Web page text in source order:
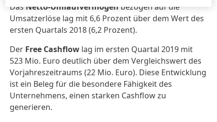
Das Netto-Umlaufvermögen bezogen auf die
Umsatzerlöse lag mit 6,6 Prozent über dem Wert des
ersten Quartals 2018 (6,2 Prozent).
Der Free Cashflow lag im ersten Quartal 2019 mit
523 Mio. Euro deutlich über dem Vergleichswert des
Vorjahreszeitraums (22 Mio. Euro). Diese Entwicklung
ist ein Beleg für die besondere Fähigkeit des
Unternehmens, einen starken Cashflow zu
generieren.